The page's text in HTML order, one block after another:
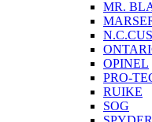
MR.
OPINEL
PRO-
RUIKE
SOG